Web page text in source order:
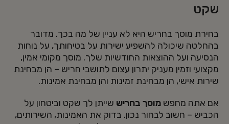
שקט
בחירת מוסך בחריש היא לא עניין של מה בכך. מדובר
בהחלטה שיכולה להשפיע ישירות על בטיחותך, על נוחות
הנסיעה ועל ההוצאות החודשיות שלך. מוסך מקומי אמין,
מקצועי וזמין מעניק יתרון עצום לתושבי חריש – הן מבחינת
שירות אישי, הן מבחינת זמינות והן מבחינת אמינות.
אם אתה מחפש מוסך בחריש שייתן לך שקט וביטחון על
הכביש – חשוב לבחור נכון. בדוק את האמינות, השירותים,